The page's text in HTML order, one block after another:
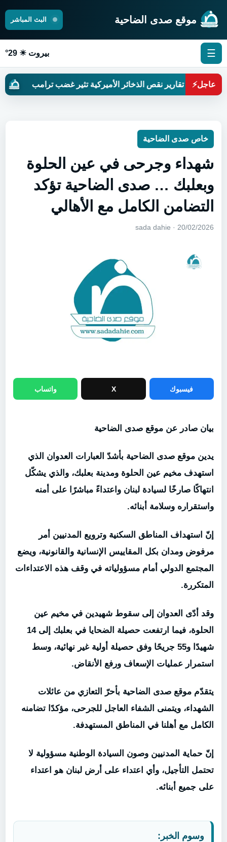
موقع صدى الضاحية البث المباشر
☰ بيروت ☀ 29°
عاجل⚡
تقارير نقص الذخائر الأميركية تثير غضب ترامب
خاص صدى الضاحية
شهداء وجرحى في عين الحلوة
وبعلبك … صدى الضاحية تؤكد
التضامن الكامل مع الأهالي
20/02/2026 · sada dahie
فيسبوك X واتساب
بيان صادر عن موقع صدى الضاحية
يدين موقع صدى الضاحية بأشدّ العبارات العدوان الذي
استهدف مخيم عين الحلوة ومدينة بعلبك، والذي يشكّل
انتهاكًا صارخًا لسيادة لبنان واعتداءً مباشرًا على أمنه
واستقراره وسلامة أبنائه.
إنّ استهداف المناطق السكنية وترويع المدنيين أمر
مرفوض ومدان بكل المقاييس الإنسانية والقانونية، ويضع
المجتمع الدولي أمام مسؤولياته في وقف هذه الاعتداءات
المتكررة.
وقد أدّى العدوان إلى سقوط شهيدين في مخيم عين
الحلوة، فيما ارتفعت حصيلة الضحايا في بعلبك إلى 14
شهيدًا و55 جريحًا وفق حصيلة أولية غير نهائية، وسط
استمرار عمليات الإسعاف ورفع الأنقاض.
يتقدّم موقع صدى الضاحية بأحرّ التعازي من عائلات
الشهداء، ويتمنى الشفاء العاجل للجرحى، مؤكدًا تضامنه
الكامل مع أهلنا في المناطق المستهدفة.
إنّ حماية المدنيين وصون السيادة الوطنية مسؤولية لا
تحتمل التأجيل، وأي اعتداء على أرض لبنان هو اعتداء
على جميع أبنائه.
وسوم الخبر: